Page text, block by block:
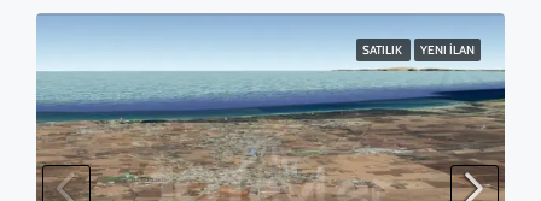
SATILIK YENI İLAN